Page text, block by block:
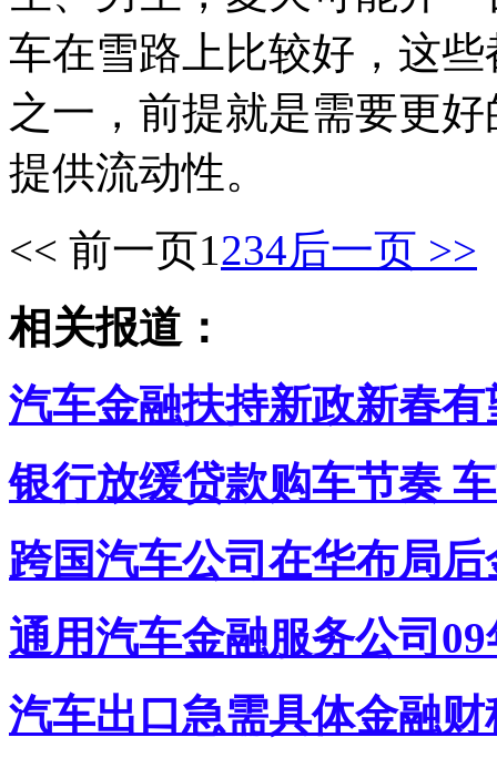
车在雪路上比较好，这
之一，前提就是需要更
提供流动性。
<< 前一页1234后一页 >>
相关报道：
汽车金融扶持新政新春
银行放缓贷款购车节奏
跨国汽车公司在华布局
通用汽车金融服务公司
汽车出口急需具体金融